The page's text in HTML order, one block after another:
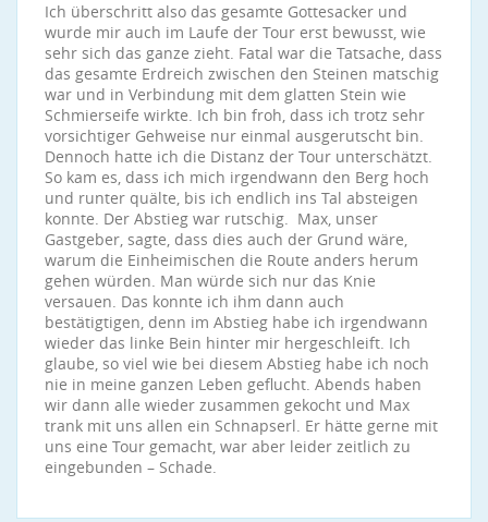
Ich überschritt also das gesamte Gottesacker und
wurde mir auch im Laufe der Tour erst bewusst, wie
sehr sich das ganze zieht. Fatal war die Tatsache, dass
das gesamte Erdreich zwischen den Steinen matschig
war und in Verbindung mit dem glatten Stein wie
Schmierseife wirkte. Ich bin froh, dass ich trotz sehr
vorsichtiger Gehweise nur einmal ausgerutscht bin.
Dennoch hatte ich die Distanz der Tour unterschätzt.
So kam es, dass ich mich irgendwann den Berg hoch
und runter quälte, bis ich endlich ins Tal absteigen
konnte. Der Abstieg war rutschig. Max, unser
Gastgeber, sagte, dass dies auch der Grund wäre,
warum die Einheimischen die Route anders herum
gehen würden. Man würde sich nur das Knie
versauen. Das konnte ich ihm dann auch
bestätigtigen, denn im Abstieg habe ich irgendwann
wieder das linke Bein hinter mir hergeschleift. Ich
glaube, so viel wie bei diesem Abstieg habe ich noch
nie in meine ganzen Leben geflucht. Abends haben
wir dann alle wieder zusammen gekocht und Max
trank mit uns allen ein Schnapserl. Er hätte gerne mit
uns eine Tour gemacht, war aber leider zeitlich zu
eingebunden – Schade.